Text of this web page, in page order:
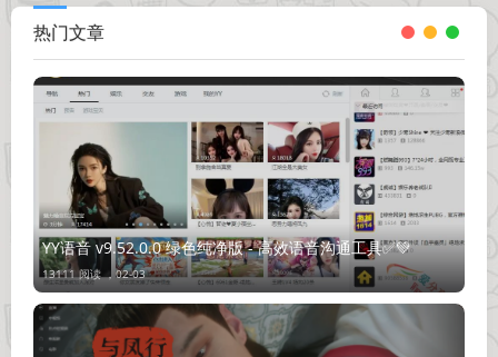
热门文章
YY语音 v9.52.0.0 绿色纯净版 - 高效语音沟通工具✅💚
13111 阅读 ， 02-03